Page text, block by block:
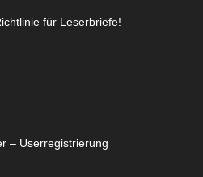
für Leserbriefe!
– Userregistrierung